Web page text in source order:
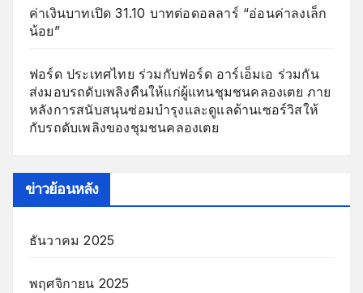
ค่าเงินบาทเปิด 31.10 บาทต่อดอลลาร์ “อ่อนค่าลงเล็ก
น้อย”
ฟอร์ด ประเทศไทย ร่วมกับฟอร์ด อาร์เอ็มเอ ร่วมกัน
ส่งมอบรถดับเพลิงคืนให้แก่ผู้แทนชุมชนคลองเตย ภาย
หลังการสนับสนุนซ่อมบำรุงและดูแลด้านเซอร์วิสให้
กับรถดับเพลิงของชุมชนคลองเตย
ข่าวย้อนหลัง
ธันวาคม 2025
พฤศจิกายน 2025